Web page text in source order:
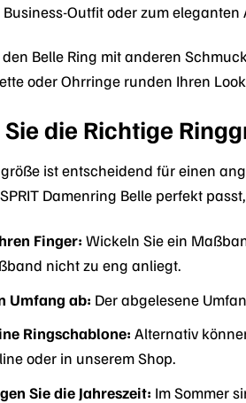
Business-Outfit oder zum
Belle Ring mit anderen
oder Ohrringe runden Ihren
Sie die Richtige
ist entscheidend für einen
Damenring Belle perfekt
Finger: Wickeln Sie ein
nicht zu eng anliegt.
Umfang ab: Der abgelesene
Ringschablone: Alternativ
oder in unserem Shop.
Sie die Jahreszeit: Im Sommer